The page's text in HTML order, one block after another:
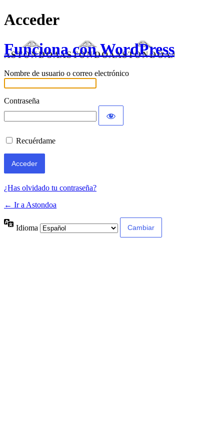
Acceder
Funciona con WordPress
Nombre de usuario o correo electrónico
Contraseña
Recuérdame
¿Has olvidado tu contraseña?
← Ir a Astondoa
Idioma